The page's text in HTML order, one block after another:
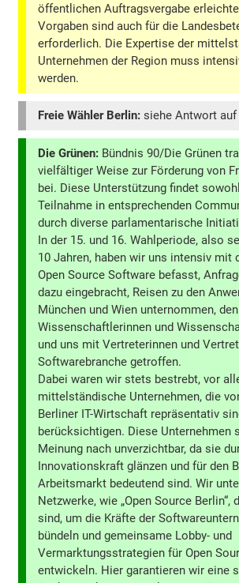
öffentlichen Auftragsvergabe
Vorgaben sind auch für die
erforderlich. Die Expertise der
Unternehmen der Region muss
werden.
Freie Wähler Berlin: siehe Antwort auf
Die Grünen: Bündnis 90/Die Grünen
vielfältiger Weise zur Förderung von
bei. Diese Unterstützung findet
Teilnahme in entsprechenden
durch diverse parlamentarische
In der 15. und 16. Wahlperiode, also
10 Jahren, haben wir uns intensiv mit
Open Source Software befasst,
dazu eingebracht, Reisen zu den
München und Wien unternommen,
Wissenschaftlerinnen und
und uns mit Vertreterinnen und
Softwarebranche getroffen.
Dabei waren wir stets bestrebt, vor
mittelständische Unternehmen, die
Berliner IT-Wirtschaft repräsentativ
berücksichtigen. Diese Unternehmen
Meinung nach unverzichtbar, da sie
Innovationskraft glänzen und für den
Arbeitsmarkt bedeutend sind. Wir
Netzwerke, wie „Open Source Berlin“,
sind, um die Kräfte der
bündeln und gemeinsame Lobby- und
Vermarktungsstrategien für Open
entwickeln. Hier garantieren wir eine